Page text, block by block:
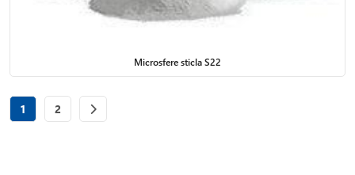
Microsfere sticla S22
Page
1 Page
2